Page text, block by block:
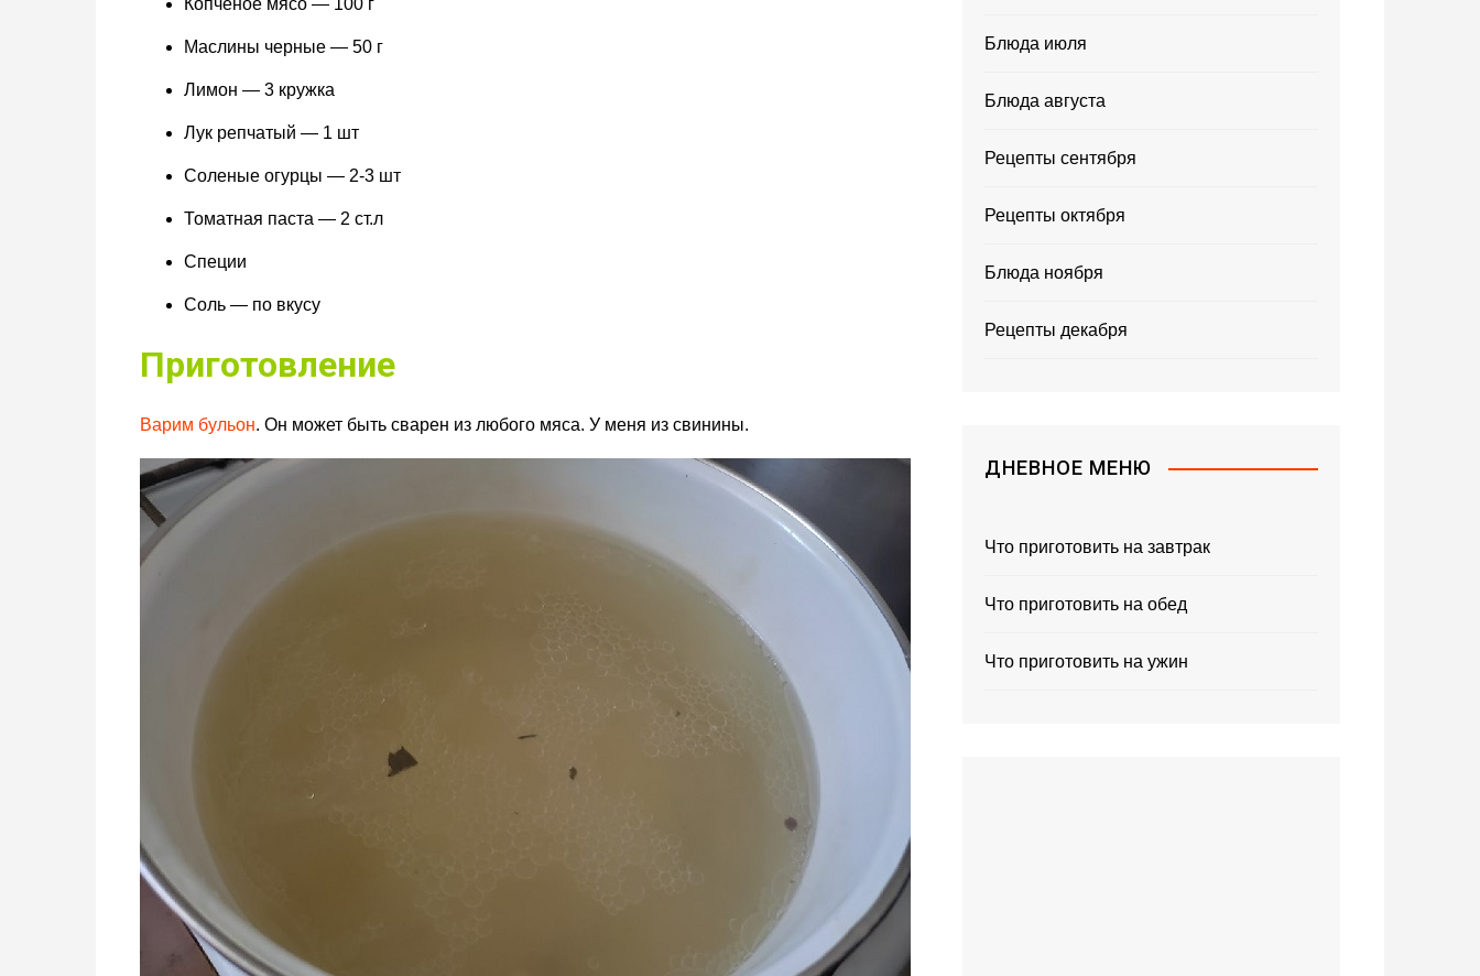
Маслины черные — 50 г
Лимон — 3 кружка
Лук репчатый — 1 шт
Соленые огурцы — 2-3 шт
Томатная паста — 2 ст.л
Специи
Соль — по вкусу
Приготовление
Варим бульон. Он может быть сварен из любого мяса. У меня из свинины.
Блюда июля
Блюда августа
Рецепты сентября
Рецепты октября
Блюда ноября
Рецепты декабря
ДНЕВНОЕ МЕНЮ
Что приготовить на завтрак
Что приготовить на обед
Что приготовить на ужин